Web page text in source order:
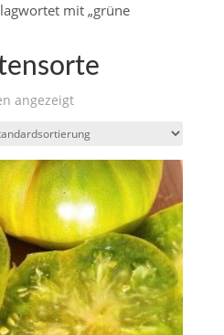
mit „grüne
angezeigt